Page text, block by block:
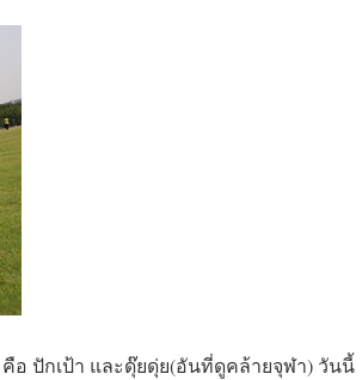
อ ปักเป้า และดุ๊ยดุ่ย(อันที่ดูคล้ายจุฬา) วันนี้